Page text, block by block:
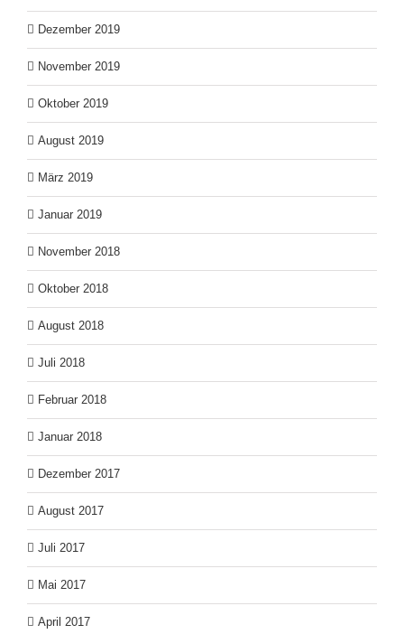
Dezember 2019
November 2019
Oktober 2019
August 2019
März 2019
Januar 2019
November 2018
Oktober 2018
August 2018
Juli 2018
Februar 2018
Januar 2018
Dezember 2017
August 2017
Juli 2017
Mai 2017
April 2017